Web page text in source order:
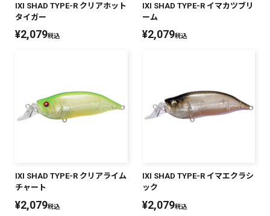
全て
新作
IXI SHAD TYPE-R クリアホット
タイガー
¥2,079税込
IXI SHAD TYPE-R イマカツブリ
ーム
¥2,079税込
IXI SHAD TYPE-R クリアライム
チャート
¥2,079税込
IXI SHAD TYPE-R イマエクラシ
ック
¥2,079税込